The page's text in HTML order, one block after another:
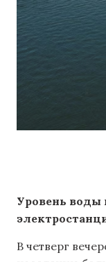
Уровень воды
В четверг